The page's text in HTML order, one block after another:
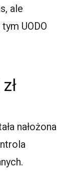
ale
UODO
nałożona